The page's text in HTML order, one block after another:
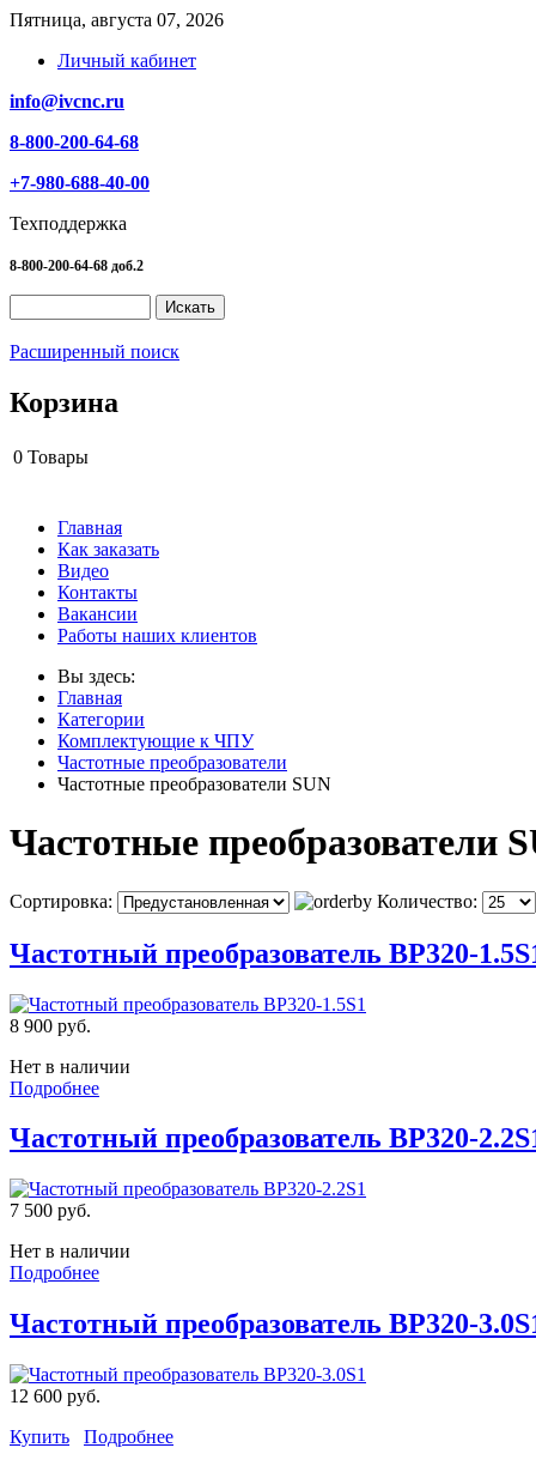
Пятница, августа 07, 2026
Личный кабинет
info@ivcnc.ru
8-800-200-64-68
+7-980-688-40-00
Техподдержка
8-800-200-64-68 доб.2
Расширенный поиск
Корзина
0 Товары
Главная
Как заказать
Видео
Контакты
Вакансии
Работы наших клиентов
Вы здесь:
Главная
Категории
Комплектующие к ЧПУ
Частотные преобразователи
Частотные преобразователи SUN
Частотные преобразователи
Сортировка: Количество:
Частотный преобразователь BP320-
8 900 руб.
Нет в наличии
Подробнее
Частотный преобразователь BP320-
7 500 руб.
Нет в наличии
Подробнее
Частотный преобразователь BP320-
12 600 руб.
Купить
Подробнее